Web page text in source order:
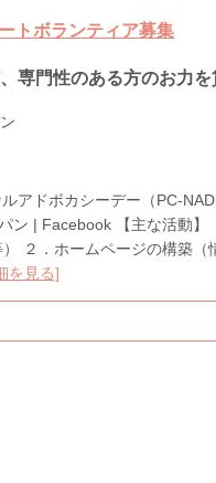
トボランティア募集
専門性のある方のお力
ルアドボカシーデー（PC-
ン | Facebook 【主な活動】
２．ホームページの構築（
を見る]